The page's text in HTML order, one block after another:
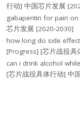
行动] 中国芯片发展
gabapentin for pain
芯片发展 [2020-2030]
how long do side
[Progress] [芯片战役具
can i drink alcohol
[芯片战役具体行动] 中